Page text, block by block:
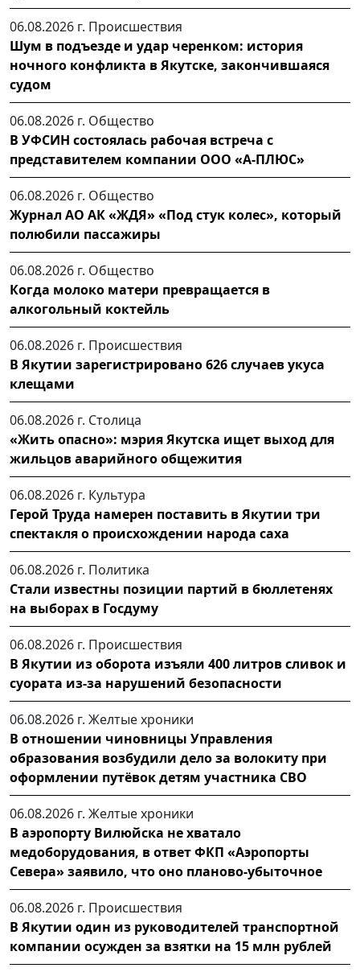
06.08.2026 г. Происшествия
Шум в подъезде и удар черенком: история
ночного конфликта в Якутске, закончившаяся
судом
06.08.2026 г. Общество
В УФСИН состоялась рабочая встреча с
представителем компании ООО «А-ПЛЮС»
06.08.2026 г. Общество
Журнал АО АК «ЖДЯ» «Под стук колес», который
полюбили пассажиры
06.08.2026 г. Общество
Когда молоко матери превращается в
алкогольный коктейль
06.08.2026 г. Происшествия
В Якутии зарегистрировано 626 случаев укуса
клещами
06.08.2026 г. Столица
«Жить опасно»: мэрия Якутска ищет выход для
жильцов аварийного общежития
06.08.2026 г. Культура
Герой Труда намерен поставить в Якутии три
спектакля о происхождении народа саха
06.08.2026 г. Политика
Стали известны позиции партий в бюллетенях
на выборах в Госдуму
06.08.2026 г. Происшествия
В Якутии из оборота изъяли 400 литров сливок и
суората из-за нарушений безопасности
06.08.2026 г. Желтые хроники
В отношении чиновницы Управления
образования возбудили дело за волокиту при
оформлении путёвок детям участника СВО
06.08.2026 г. Желтые хроники
В аэропорту Вилюйска не хватало
медоборудования, в ответ ФКП «Аэропорты
Севера» заявило, что оно планово-убыточное
06.08.2026 г. Происшествия
В Якутии один из руководителей транспортной
компании осужден за взятки на 15 млн рублей